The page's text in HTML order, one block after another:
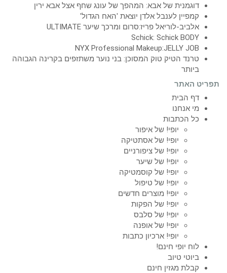
דוגמנית של אבא: המהפך של עונג שחף אצל אבא ירין
קמפיין לענבל אלדן יוצאת 'האח הגדול'
אלביב-לוריאל פריז:סרום ומרכך שיער ULTIMATE
Schick: Schick BODY
NYX Professional Makeup:JELLY JOB
טרנד הטיק טוק המסוכן: בני נוער משתזפים בקרינה הגבוהה
ביותר
תפריט האתר
דף הבית
מי אנחנו
כל הכתבות
יופי! של איפור
יופי! של אסתטיקה
יופי! של ציפורניים
יופי! של שיער
יופי! של קוסמטיקה
יופי! של טיפול
יופי! מוצרים חדשים
יופי! של הפקות
יופי! של סלבס
יופי! של אופנה
יופי! ארכיון כתבות
לוח יופי חינם!
ביוטי טיוב
קבלת מגזין חינם